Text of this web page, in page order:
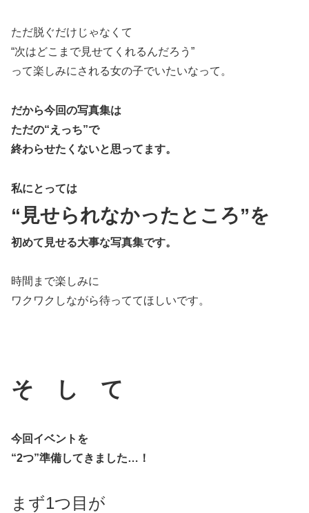
ただ脱ぐだけじゃなくて
“次はどこまで見せてくれるんだろう”
って楽しみにされる女の子でいたいなって。
だから今回の写真集は
ただの“えっち”で
終わらせたくないと思ってます。
私にとっては
“見せられなかったところ”を
初めて見せる大事な写真集です。
時間まで楽しみに
ワクワクしながら待っててほしいです。
そ し て
今回イベントを
“2つ”準備してきました…！
まず1つ目が